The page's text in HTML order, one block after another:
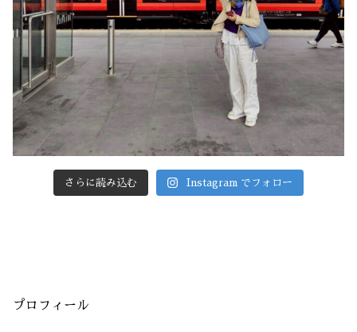
さらに読み込む Instagram でフォロー
プロフィール